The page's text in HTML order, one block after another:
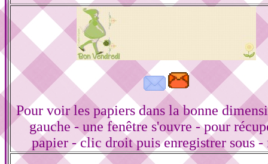
Pour voir les papiers dans la bonne
gauche - une fenêtre s'ouvre - pour
papier - clic droit puis enregistrer sous -